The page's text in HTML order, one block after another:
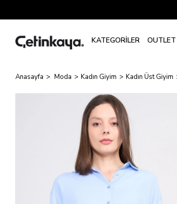
Anasayfa Moda Kadın Giyim Kadın Üst Giyim